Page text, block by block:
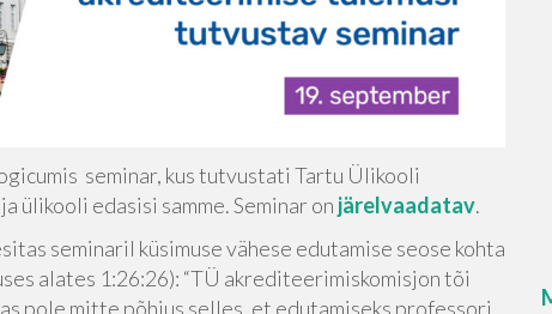
seminar, kus tutvustati Tartu Ülikooli
edasisi samme. Seminar on järelvaadatav.
seminaril küsimuse vähese edutamise seose kohta
alates 1:26:26): “TÜ akrediteerimiskomisjon tõi
pole mitte põhjus selles, et edutamiseks professori